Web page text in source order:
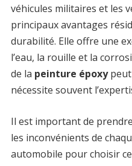
véhicules militaires et les
principaux avantages
durabilité. Elle offre une
l’eau, la rouille et la
de la peinture époxypeut
nécessite souvent
Il est important de
les inconvénients de
automobile pour choisir